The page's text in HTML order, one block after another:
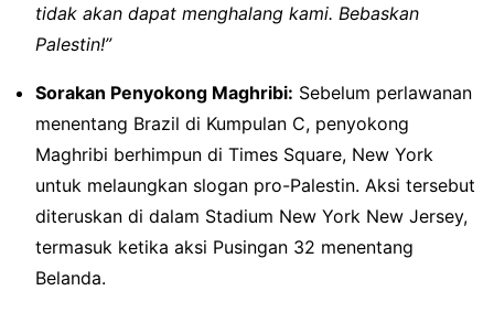
tidak akan dapat menghalang kami. Bebaskan
Palestin!”
Sorakan Penyokong Maghribi: Sebelum perlawanan
menentang Brazil di Kumpulan C, penyokong
Maghribi berhimpun di Times Square, New York
untuk melaungkan slogan pro-Palestin. Aksi tersebut
diteruskan di dalam Stadium New York New Jersey,
termasuk ketika aksi Pusingan 32 menentang
Belanda.